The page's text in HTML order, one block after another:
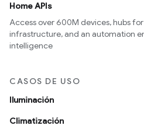
Home APIs
Access over 600M devices, hubs
infrastructure, and an automation
intelligence
CASOS DE USO
Iluminación
Climatización